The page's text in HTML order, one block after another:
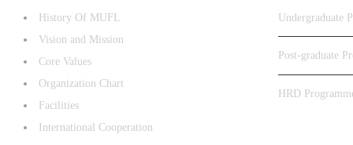
History Of MUFL
Vision and Mission
Core Values
Organization Chart
Facilities
International Cooperation
Undergraduate
Post-graduate
HRD